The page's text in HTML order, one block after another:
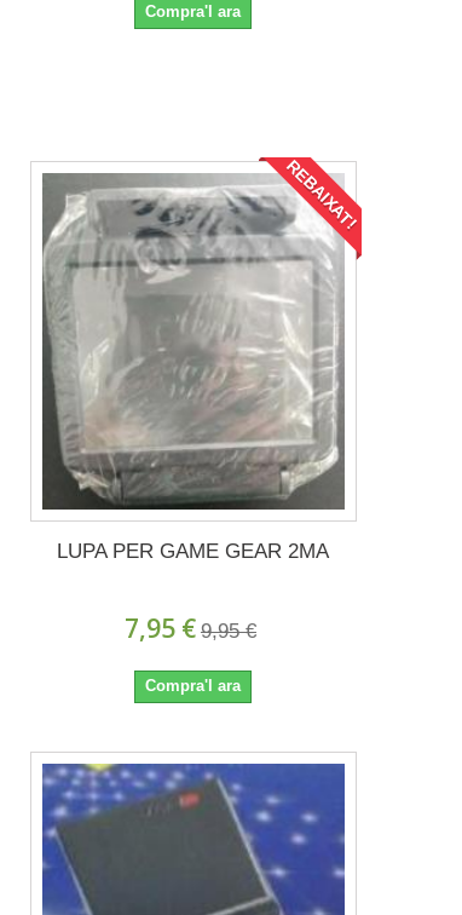
Compra'l ara
REBAIXAT!
LUPA PER GAME GEAR 2MA
7,95 € 9,95 €
Compra'l ara